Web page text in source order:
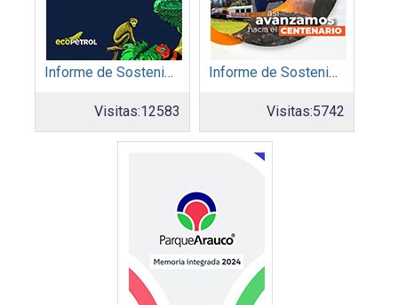
Informe de Sostenibilidad 2024: Ecopetrol S.A.
Visitas:12583
Informe de Sostenibilidad 2024: Acerias Paz del Río S.A.
Visitas:5742